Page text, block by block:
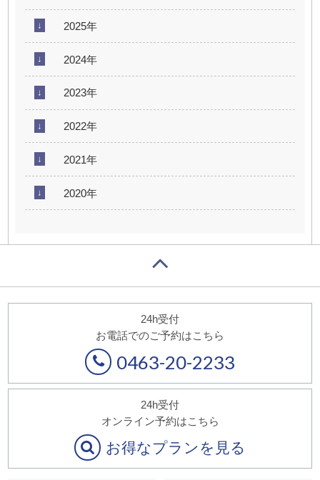
2025年
2024年
2023年
2022年
2021年
2020年
24h受付
お電話でのご予約はこちら
0463-20-2233
24h受付
オンライン予約はこちら
お得なプランを見る